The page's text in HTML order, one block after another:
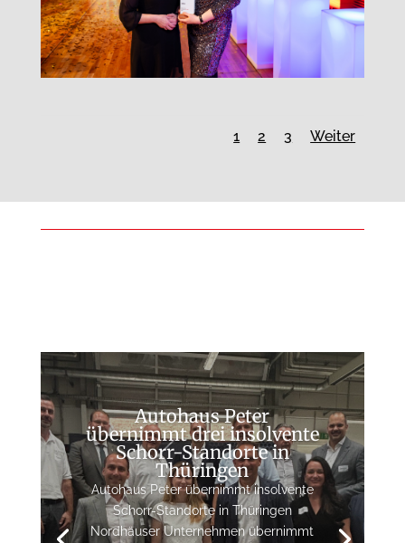
1 2 3 Weiter
Autohaus Peter
übernimmt drei insolvente
Schorr-Standorte in
Thüringen
Autohaus Peter übernimmt insolvente
Schorr-Standorte in Thüringen
Nordhäuser Unternehmen übernimmt